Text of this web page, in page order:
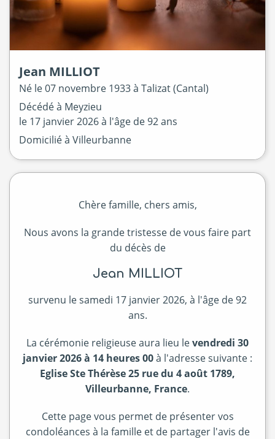
Jean MILLIOT
Né le07 novembre 1933 à Talizat (Cantal)
Décédé à Meyzieu
le 17 janvier 2026à l'âge de 92 ans
Domicilié à Villeurbanne
Chère famille, chers amis,
Nous avons la grande tristesse de vous faire part
du décès de
Jean MILLIOT
survenu le samedi 17 janvier 2026, à l'âge de 92
ans.
La cérémonie religieuse aura lieu levendredi 30
janvier 2026 à 14 heures 00à l'adresse suivante :
Eglise Ste Thérèse 25 rue du 4 août 1789,
Villeurbanne, France.
Cette page vous permet de présenter vos
condoléances à la famille et de partager l'avis de